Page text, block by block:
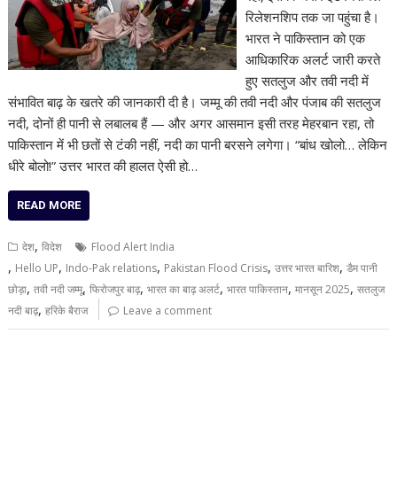
रिलेशनशिप तक जा पहुंचा है।
भारत ने पाकिस्तान को एक
आधिकारिक अलर्ट जारी करते
हुए सतलुज और तवी नदी में
संभावित बाढ़ के खतरे की जानकारी दी है। जम्मू की तवी नदी और पंजाब की सतलुज
नदी, दोनों ही पानी से लबालब हैं — और अगर आसमान इसी तरह मेहरबान रहा, तो
पाकिस्तान में भी छतों से टंकी नहीं, नदी का पानी बरसने लगेगा। “बांध खोलो… लेकिन
धीरे बोलो!” उत्तर भारत की हालत ऐसी हो…
READ MORE
देश,विदेश Flood Alert India
, Hello UP, Indo-Pak relations, Pakistan Flood Crisis,उत्तर भारत बारिश,डैम पानी
छोड़ा,तवी नदी जम्मू,फिरोजपुर बाढ़,भारत का बाढ़ अलर्ट,भारत पाकिस्तान,मानसून 2025,सतलुज
नदी बाढ़,हरिके बैराज Leave a comment